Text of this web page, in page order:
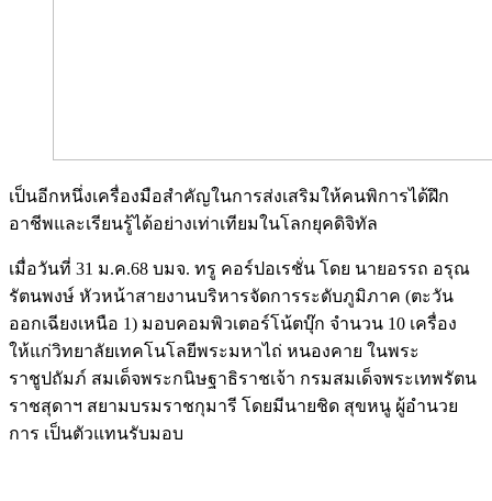
เป็นอีกหนึ่งเครื่องมือสำคัญในการส่งเสริมให้คนพิการได้ฝึก
อาชีพและเรียนรู้ได้อย่างเท่าเทียมในโลกยุคดิจิทัล
เมื่อวันที่ 31 ม.ค.68 บมจ. ทรู คอร์ปอเรชั่น โดย นายอรรถ อรุณ
รัตนพงษ์ หัวหน้าสายงานบริหารจัดการระดับภูมิภาค (ตะวัน
ออกเฉียงเหนือ 1) มอบคอมพิวเตอร์โน้ตบุ๊ก จำนวน 10 เครื่อง
ให้แก่วิทยาลัยเทคโนโลยีพระมหาไถ่ หนองคาย ในพระ
ราชูปถัมภ์ สมเด็จพระกนิษฐาธิราชเจ้า กรมสมเด็จพระเทพรัตน
ราชสุดาฯ สยามบรมราชกุมารี โดยมีนายชิด สุขหนู ผู้อำนวย
การ เป็นตัวแทนรับมอบ